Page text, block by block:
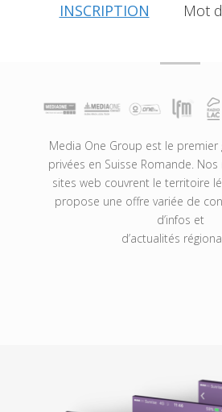
INSCRIPTION Mot
Media One Group est le
privées en Suisse Romande. Nos
sites web couvrent le territoire
propose une offre variée de
d’infos et
d’actualités